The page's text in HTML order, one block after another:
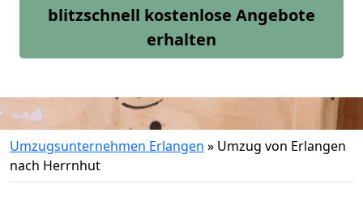
blitzschnell kostenlose Angebote
erhalten
Umzugsunternehmen Erlangen » Umzug von Erlangen
nach Herrnhut